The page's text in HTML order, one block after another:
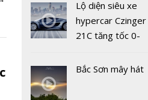
vụ trong dịch
Covid-19
Lộ diện siêu xe
hypercar Czinger
21C tăng tốc 0-
2 giây
Bắc Sơn mây hát